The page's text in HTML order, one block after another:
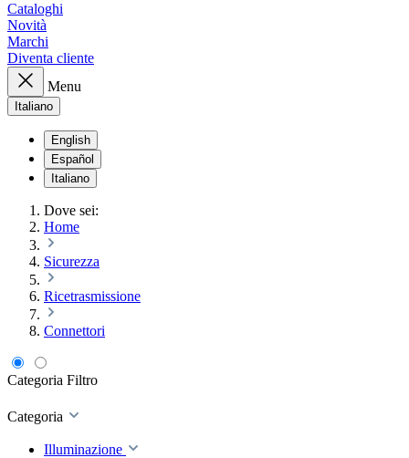
Cataloghi
Novità
Marchi
Diventa cliente
Menu
Italiano
English
Español
Italiano
Dove sei:
Home
Sicurezza
Ricetrasmissione
Connettori
Categoria Filtro
Categoria
Illuminazione